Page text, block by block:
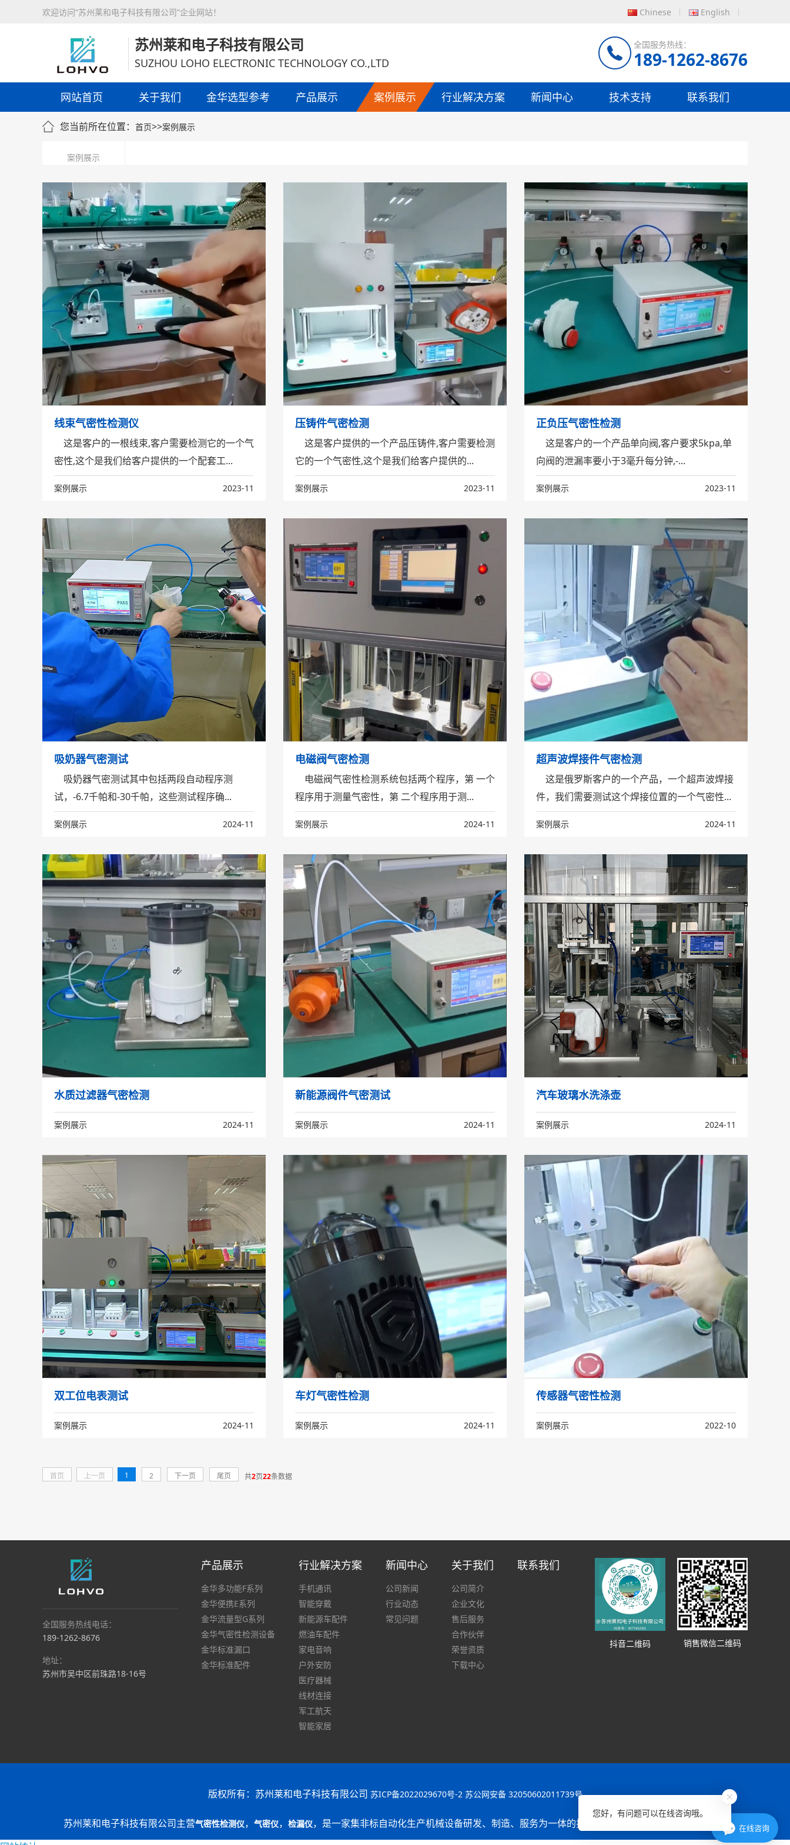
欢迎访问“苏州莱和电子科技有限公司”企业网站！ Chinese English
苏州莱和电子科技有限公司
SUZHOU LOHO ELECTRONIC TECHNOLOGY CO.,LTD
全国服务热线：
189-1262-8676
网站首页 关于我们 金华选型参考 产品展示 案例展示 行业解决方案 新闻中心 技术支持 联系我们
您当前所在位置： 首页>>案例展示
案例展示
线束气密性检测仪
这是客户的一根线束,客户需要检测它的一个气
密性,这个是我们给客户提供的一个配套工...
案例展示 2023-11
压铸件气密检测
这是客户提供的一个产品压铸件,客户需要检测
它的一个气密性,这个是我们给客户提供的...
案例展示 2023-11
正负压气密性检测
这是客户的一个产品单向阀,客户要求5kpa,单
向阀的泄漏率要小于3毫升每分钟,-...
案例展示 2023-11
吸奶器气密测试
吸奶器气密测试其中包括两段自动程序测
试，-6.7千帕和-30千帕，这些测试程序确...
案例展示 2024-11
电磁阀气密检测
电磁阀气密性检测系统包括两个程序，第 一个
程序用于测量气密性，第 二个程序用于测...
案例展示 2024-11
超声波焊接件气密检测
这是俄罗斯客户的一个产品，一个超声波焊接
件，我们需要测试这个焊接位置的一个气密性...
案例展示 2024-11
水质过滤器气密检测
案例展示 2024-11
新能源阀件气密测试
案例展示 2024-11
汽车玻璃水洗涤壶
案例展示 2024-11
双工位电表测试
案例展示 2024-11
车灯气密性检测
案例展示 2024-11
传感器气密性检测
案例展示 2022-10
首页 上一页 1 2 下一页 尾页 共2页22条数据
销售微信二维码
抖音二维码
产品展示
金华多功能F系列
金华便携E系列
金华流量型G系列
金华气密性检测设备
金华标准漏口
金华标准配件
行业解决方案
手机通讯
智能穿戴
新能源车配件
燃油车配件
家电音响
户外安防
医疗器械
线材连接
军工航天
智能家居
新闻中心
公司新闻
行业动态
常见问题
关于我们
公司简介
企业文化
售后服务
合作伙伴
荣誉资质
下载中心
联系我们
全国服务热线电话：
189-1262-8676
地址：
苏州市吴中区前珠路18-16号
版权所有：苏州莱和电子科技有限公司 苏ICP备2022029670号-2 苏公网安备 32050602011739号
苏州莱和电子科技有限公司主营气密性检测仪， 气密仪， 检漏仪，是一家集非标自动化生产机械设备研发、制造、服务为一体的技术型企业。 在线咨询
您好，有问题可以在线咨询哦。